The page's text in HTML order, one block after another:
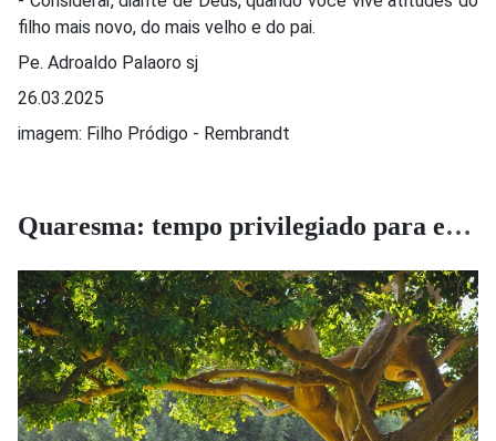
filho mais novo, do mais velho e do pai.
Pe. Adroaldo Palaoro sj
26.03.2025
imagem: Filho Pródigo - Rembrandt
Quaresma: tempo privilegiado para evangelizar nossas raízes interiores.